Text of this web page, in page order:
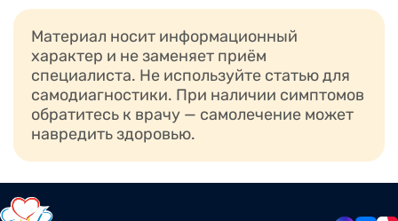
Материал носит информационный
характер и не заменяет приём
специалиста. Не используйте статью для
самодиагностики. При наличии симптомов
обратитесь к врачу — самолечение может
навредить здоровью.